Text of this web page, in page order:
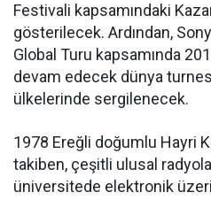
Festivali kapsamındaki
gösterilecek. Ardından,
Global Turu kapsamında
devam edecek dünya
ülkelerinde sergilenecek.
1978 Ereğli doğumlu Hayri
takiben, çeşitli ulusal
üniversitede elektronik